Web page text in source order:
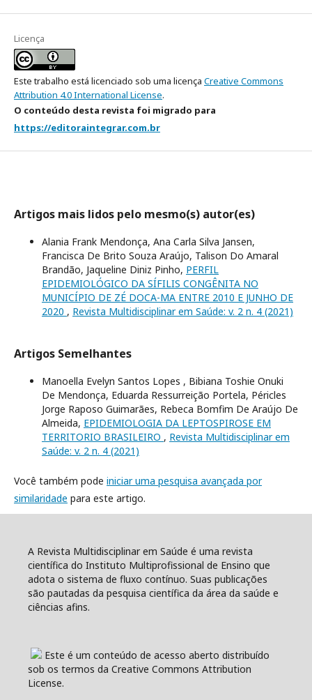
Licença
Este trabalho está licenciado sob uma licença Creative Commons
Attribution 4.0 International License.
O conteúdo desta revista foi migrado para
https://editoraintegrar.com.br
Artigos mais lidos pelo mesmo(s) autor(es)
Alania Frank Mendonça, Ana Carla Silva Jansen,
Francisca De Brito Souza Araújo, Talison Do Amaral
Brandão, Jaqueline Diniz Pinho, PERFIL
EPIDEMIOLÓGICO DA SÍFILIS CONGÊNITA NO
MUNICÍPIO DE ZÉ DOCA-MA ENTRE 2010 E JUNHO DE
2020 , Revista Multidisciplinar em Saúde: v. 2 n. 4 (2021)
Artigos Semelhantes
Manoella Evelyn Santos Lopes , Bibiana Toshie Onuki
De Mendonça, Eduarda Ressurreição Portela, Péricles
Jorge Raposo Guimarães, Rebeca Bomfim De Araújo De
Almeida, EPIDEMIOLOGIA DA LEPTOSPIROSE EM
TERRITORIO BRASILEIRO , Revista Multidisciplinar em
Saúde: v. 2 n. 4 (2021)
Você também pode iniciar uma pesquisa avançada por
similaridade para este artigo.
A Revista Multidisciplinar em Saúde é uma revista
científica do Instituto Multiprofissional de Ensino que
adota o sistema de fluxo contínuo. Suas publicações
são pautadas da pesquisa científica da área da saúde e
ciências afins.
Este é um conteúdo de acesso aberto distribuído
sob os termos da Creative Commons Attribution
License.